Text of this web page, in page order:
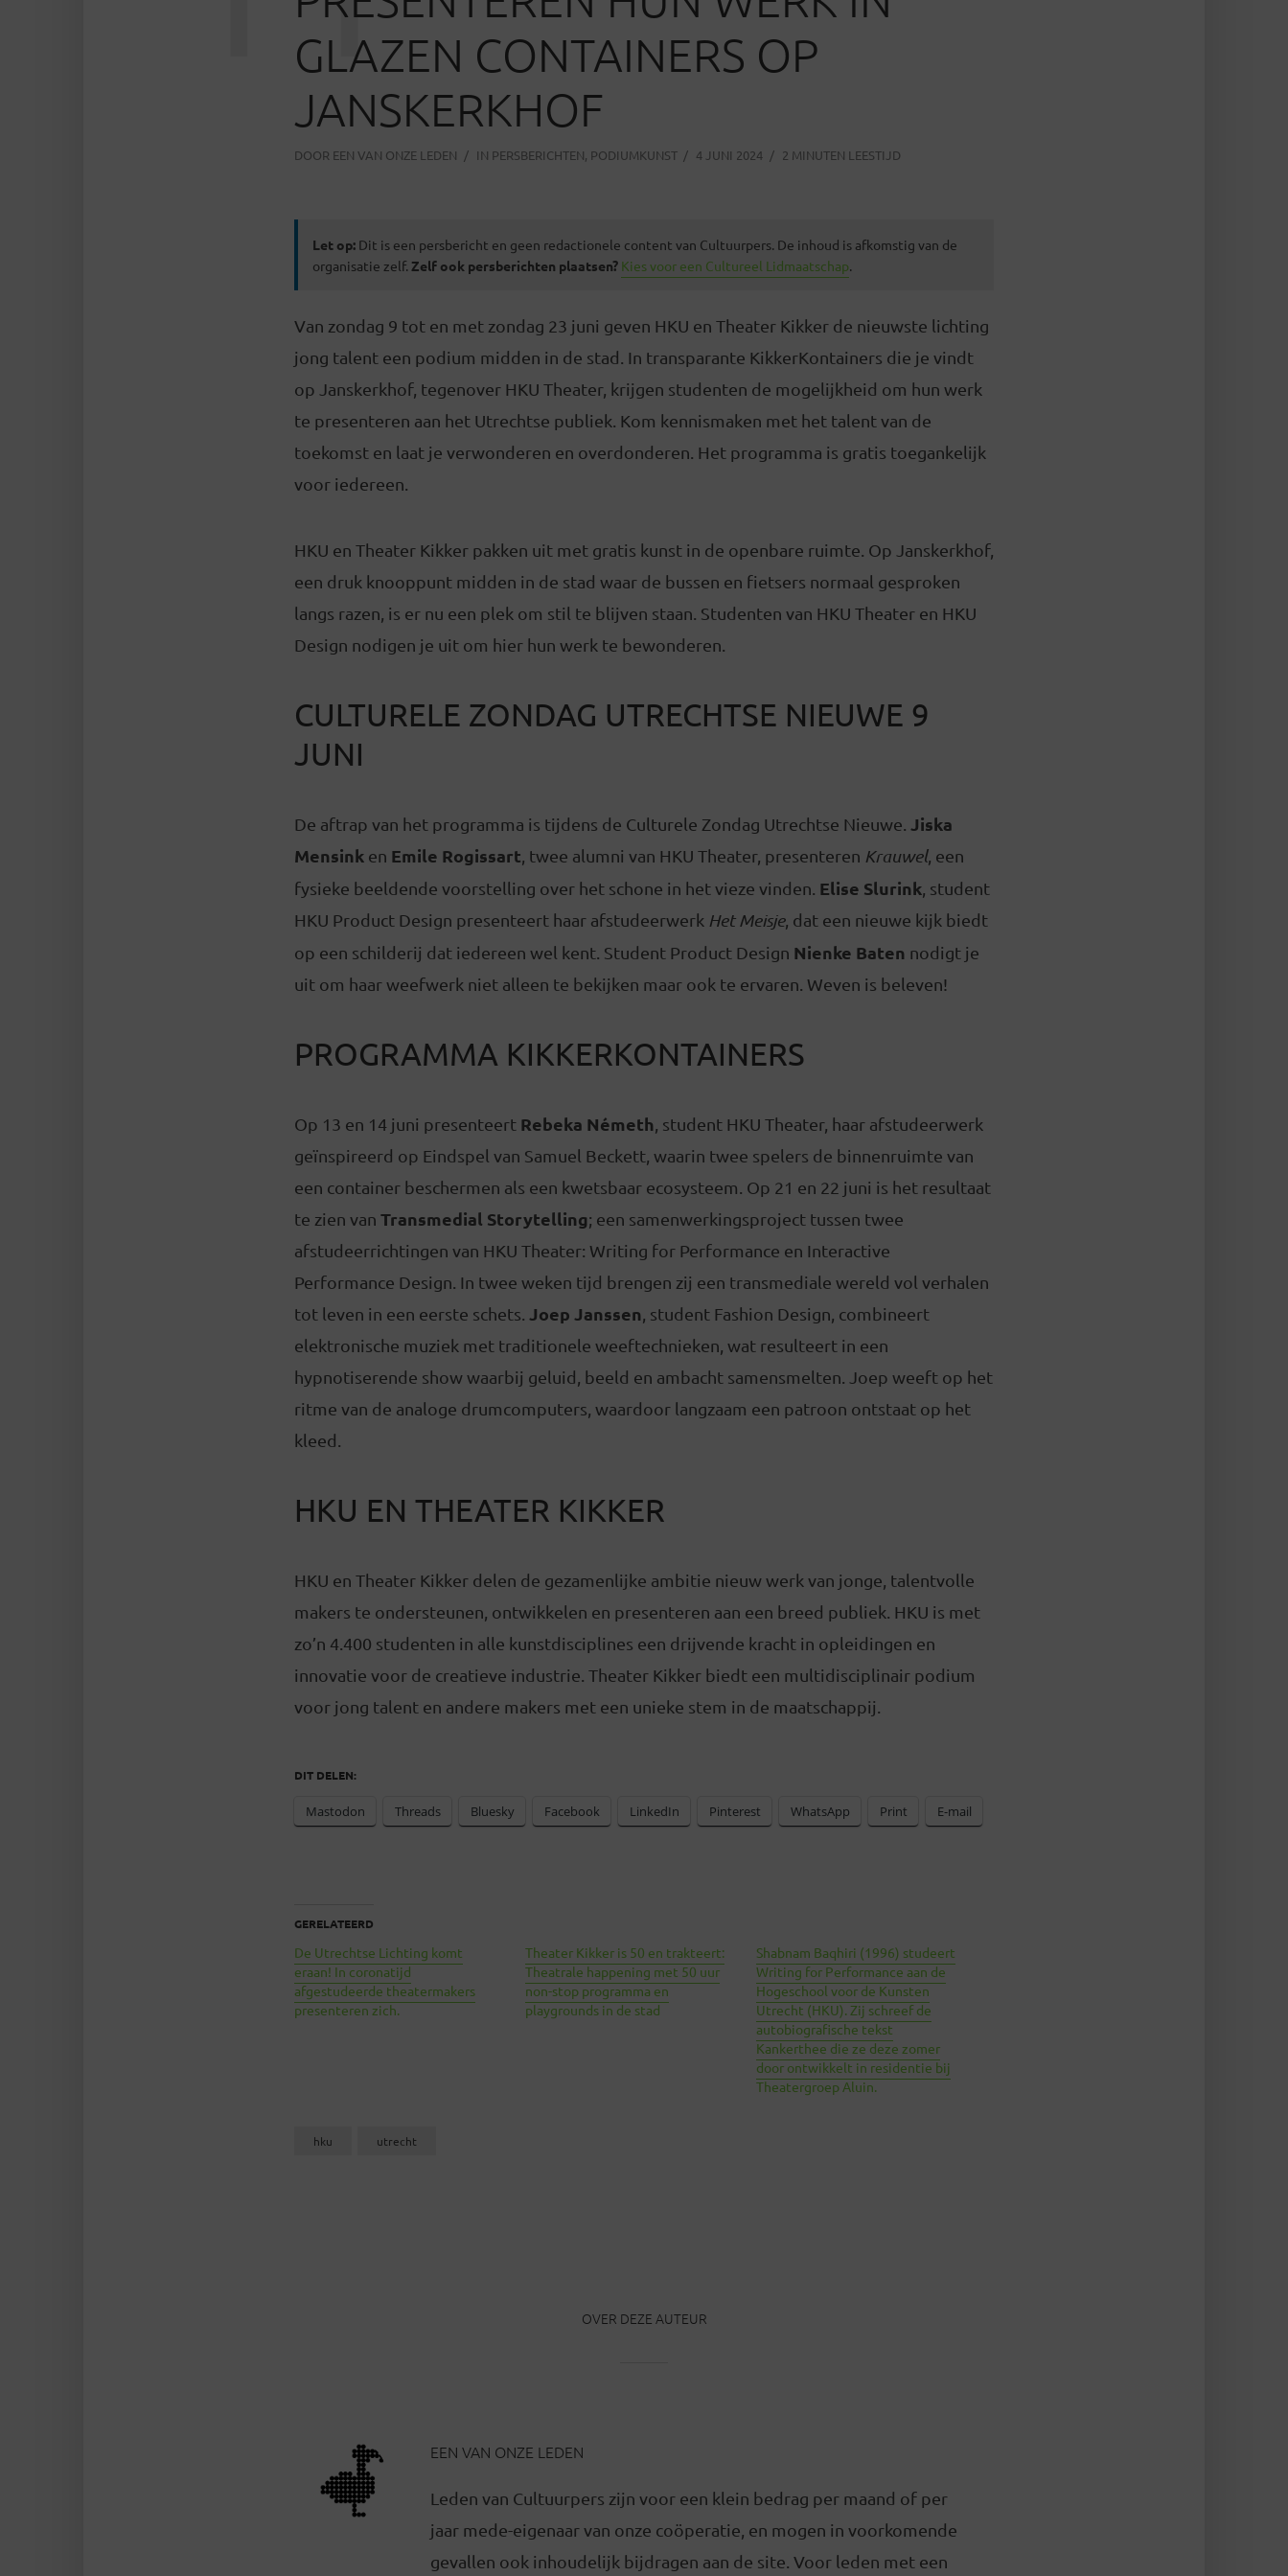
GLAZEN CONTAINERS OP
JANSKERKHOF
DOOR EEN VAN ONZE LEDEN IN PERSBERICHTEN, PODIUMKUNST 4 JUNI 2024 2 MINUTEN LEESTIJD
Let op: Dit is een persbericht en geen redactionele content van Cultuurpers. De inhoud is afkomstig van de
organisatie zelf. Zelf ook persberichten plaatsen? Kies voor een Cultureel Lidmaatschap.
Van zondag 9 tot en met zondag 23 juni geven HKU en Theater Kikker de nieuwste lichting
jong talent een podium midden in de stad. In transparante KikkerKontainers die je vindt
op Janskerkhof, tegenover HKU Theater, krijgen studenten de mogelijkheid om hun werk
te presenteren aan het Utrechtse publiek. Kom kennismaken met het talent van de
toekomst en laat je verwonderen en overdonderen. Het programma is gratis toegankelijk
voor iedereen.
HKU en Theater Kikker pakken uit met gratis kunst in de openbare ruimte. Op Janskerkhof,
een druk knooppunt midden in de stad waar de bussen en fietsers normaal gesproken
langs razen, is er nu een plek om stil te blijven staan. Studenten van HKU Theater en HKU
Design nodigen je uit om hier hun werk te bewonderen.
CULTURELE ZONDAG UTRECHTSE NIEUWE 9
JUNI
De aftrap van het programma is tijdens de Culturele Zondag Utrechtse Nieuwe. Jiska
Mensink en Emile Rogissart, twee alumni van HKU Theater, presenteren Krauwel, een
fysieke beeldende voorstelling over het schone in het vieze vinden. Elise Slurink, student
HKU Product Design presenteert haar afstudeerwerk Het Meisje, dat een nieuwe kijk biedt
op een schilderij dat iedereen wel kent. Student Product Design Nienke Baten nodigt je
uit om haar weefwerk niet alleen te bekijken maar ook te ervaren. Weven is beleven!
PROGRAMMA KIKKERKONTAINERS
Op 13 en 14 juni presenteert Rebeka Németh, student HKU Theater, haar afstudeerwerk
geïnspireerd op Eindspel van Samuel Beckett, waarin twee spelers de binnenruimte van
een container beschermen als een kwetsbaar ecosysteem. Op 21 en 22 juni is het resultaat
te zien van Transmedial Storytelling; een samenwerkingsproject tussen twee
afstudeerrichtingen van HKU Theater: Writing for Performance en Interactive
Performance Design. In twee weken tijd brengen zij een transmediale wereld vol verhalen
tot leven in een eerste schets. Joep Janssen, student Fashion Design, combineert
elektronische muziek met traditionele weeftechnieken, wat resulteert in een
hypnotiserende show waarbij geluid, beeld en ambacht samensmelten. Joep weeft op het
ritme van de analoge drumcomputers, waardoor langzaam een patroon ontstaat op het
kleed.
HKU EN THEATER KIKKER
HKU en Theater Kikker delen de gezamenlijke ambitie nieuw werk van jonge, talentvolle
makers te ondersteunen, ontwikkelen en presenteren aan een breed publiek. HKU is met
zo’n 4.400 studenten in alle kunstdisciplines een drijvende kracht in opleidingen en
innovatie voor de creatieve industrie. Theater Kikker biedt een multidisciplinair podium
voor jong talent en andere makers met een unieke stem in de maatschappij.
DIT DELEN:
Mastodon Threads Bluesky Facebook LinkedIn Pinterest WhatsApp Print E-mail
GERELATEERD
De Utrechtse Lichting komt
eraan! In coronatijd
afgestudeerde theatermakers
presenteren zich.
Theater Kikker is 50 en trakteert:
Theatrale happening met 50 uur
non-stop programma en
playgrounds in de stad
Shabnam Baqhiri (1996) studeert
Writing for Performance aan de
Hogeschool voor de Kunsten
Utrecht (HKU). Zij schreef de
autobiografische tekst
Kankerthee die ze deze zomer
door ontwikkelt in residentie bij
Theatergroep Aluin.
hku utrecht
OVER DEZE AUTEUR
EEN VAN ONZE LEDEN
Leden van Cultuurpers zijn voor een klein bedrag per maand of per
jaar mede-eigenaar van onze coöperatie, en mogen in voorkomende
gevallen ook inhoudelijk bijdragen aan de site. Voor leden met een